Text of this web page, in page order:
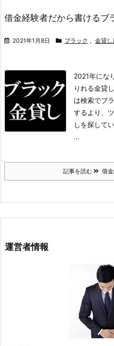
借金経験者だから書けるブ
2021年1月8日 ブラック , 金貸し
2021年にな
りれる金貸
は検索でブ
するより、
しを探して
...
記事を読む 借
運営者情報